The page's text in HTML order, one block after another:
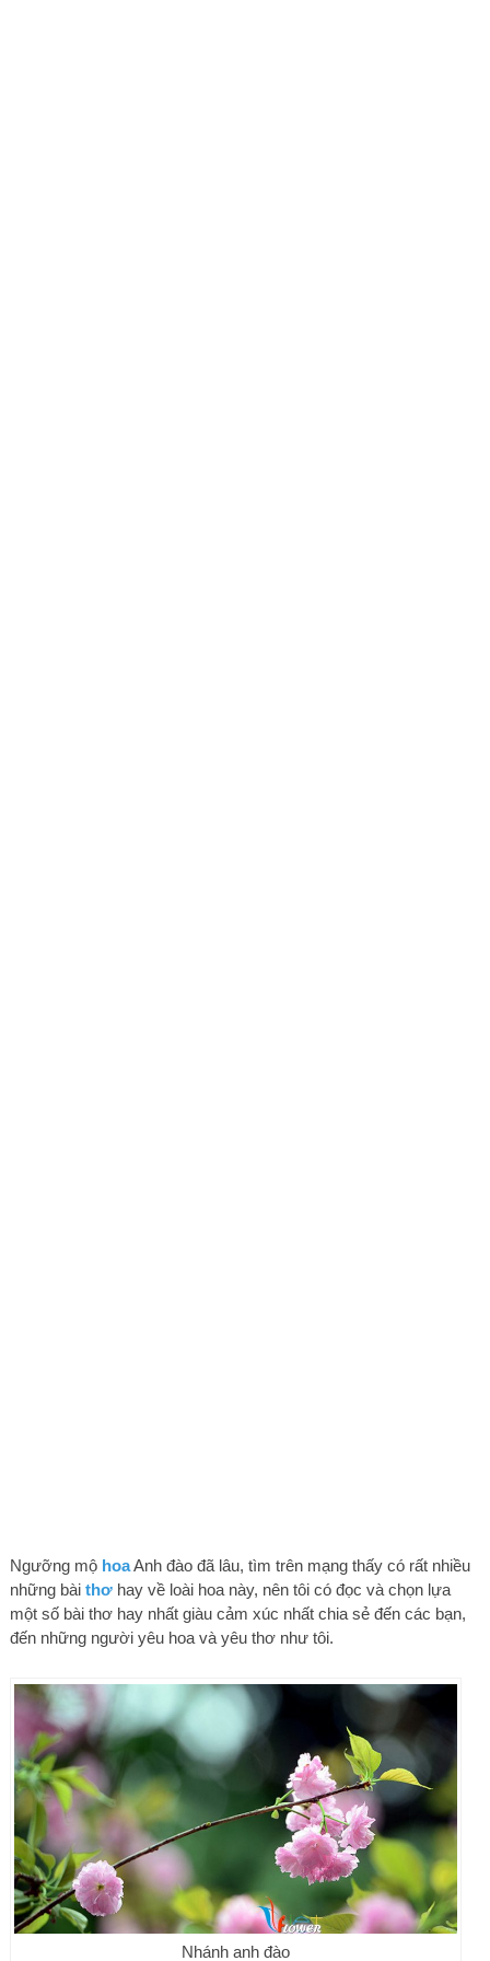
Ngưỡng mộ hoaAnh đào đã lâu, tìm trên mạng thấy có rất nhiều
những bài thơhay về loài hoa này, nên tôi có đọc và chọn lựa
một số bài thơ hay nhất giàu cảm xúc nhất chia sẻ đến các bạn,
đến những người yêu hoa và yêu thơ như tôi.
Nhánh anh đào